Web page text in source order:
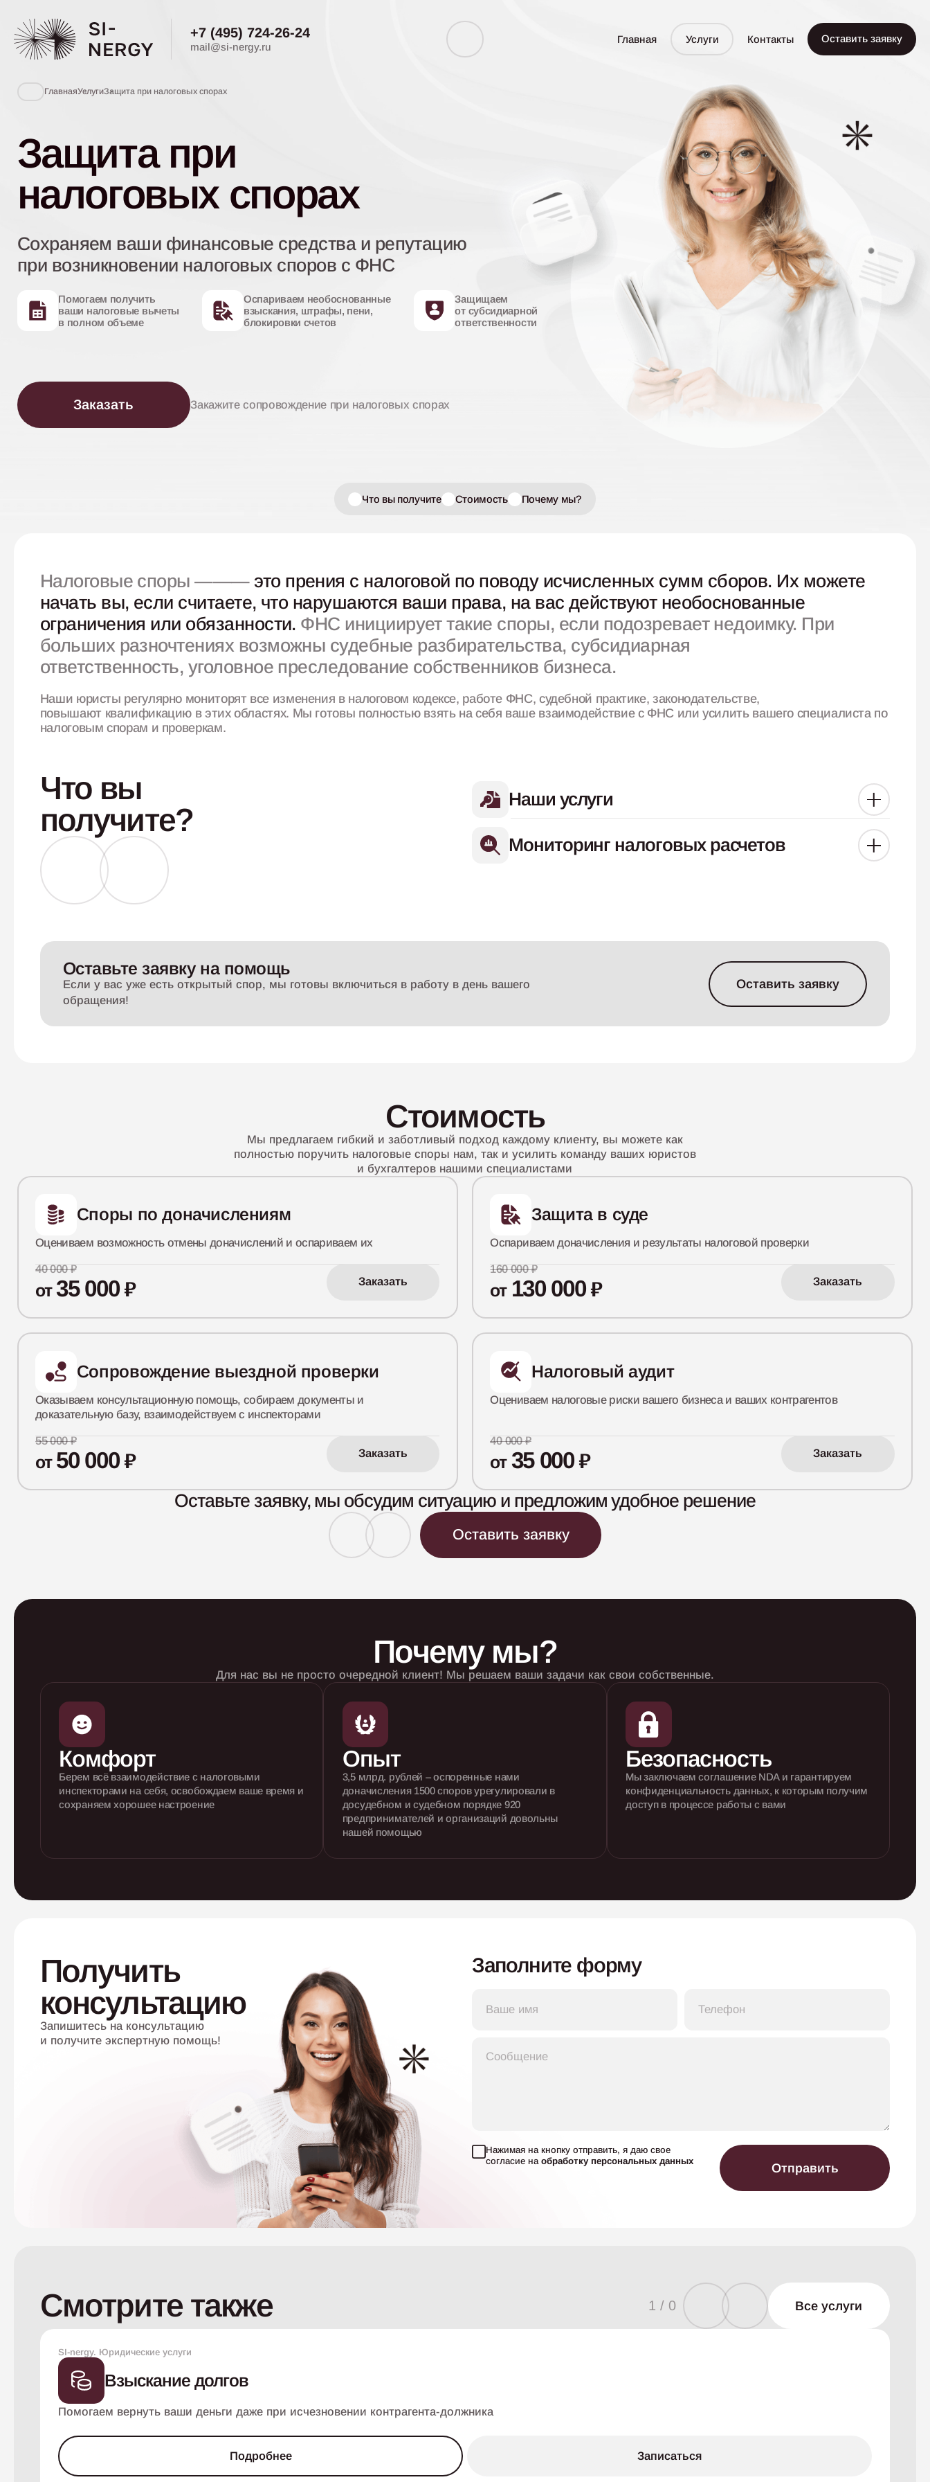
+7 (495) 724-26-24
mail@si-nergy.ru
Главная Услуги Контакты Оставить заявку
ГлавнаяУслугиЗащита при налоговых спорах
Защита при
налоговых спорах
Сохраняем ваши финансовые средства и репутацию
при возникновении налоговых споров с ФНС
Помогаем получить
ваши налоговые вычеты
в полном объеме
Оспариваем необоснованные
взыскания, штрафы, пени,
блокировки счетов
Защищаем
от субсидиарной
ответственности
Заказать Закажите сопровождение при налоговых спорах
Что вы получите Стоимость Почему мы?
Налоговые споры ———это прения с налоговой по поводу исчисленных сумм сборов. Их можете
начать вы, если считаете, что нарушаются ваши права, на вас действуют необоснованные
ограничения или обязанности. ФНС инициирует такие споры, если подозревает недоимку. При
больших разночтениях возможны судебные разбирательства, субсидиарная
ответственность, уголовное преследование собственников бизнеса.
Наши юристы регулярно мониторят все изменения в налоговом кодексе, работе ФНС, судебной практике, законодательстве,
повышают квалификацию в этих областях. Мы готовы полностью взять на себя ваше взаимодействие с ФНС или усилить вашего специалиста по
налоговым спорам и проверкам.
Что вы
получите?
Наши услуги
Мониторинг налоговых расчетов
Оставьте заявку на помощь
Если у вас уже есть открытый спор, мы готовы включиться в работу в день вашего
обращения!
Оставить заявку
Стоимость
Мы предлагаем гибкий и заботливый подход каждому клиенту, вы можете как
полностью поручить налоговые споры нам, так и усилить команду ваших юристов
и бухгалтеров нашими специалистами
Споры по доначислениям
Оцениваем возможность отмены доначислений и оспариваем их
40 000 ₽
от 35 000 ₽ Заказать
Защита в суде
Оспариваем доначисления и результаты налоговой проверки
160 000 ₽
от 130 000 ₽ Заказать
Сопровождение выездной проверки
Оказываем консультационную помощь, собираем документы и
доказательную базу, взаимодействуем с инспекторами
55 000 ₽
от 50 000 ₽ Заказать
Налоговый аудит
Оцениваем налоговые риски вашего бизнеса и ваших контрагентов
40 000 ₽
от 35 000₽ Заказать
Оставьте заявку, мы обсудим ситуацию и предложим удобное решение
Оставить заявку
Почему мы?
Для нас вы не просто очередной клиент! Мы решаем ваши задачи как свои собственные.
Комфорт
Берем всё взаимодействие с налоговыми
инспекторами на себя, освобождаем ваше время и
сохраняем хорошее настроение
Опыт
3,5 млрд. рублей – оспоренные нами
доначисления1500 споров урегулировали в
досудебном и судебном порядке 920
предпринимателей и организаций довольны
нашей помощью
Безопасность
Мы заключаем соглашение NDA и гарантируем
конфиденциальность данных, к которым получим
доступ в процессе работы с вами
Получить
консультацию
Запишитесь на консультацию
и получите экспертную помощь!
Заполните форму
Нажимая на кнопку отправить, я даю свое
согласие на обработку персональных данных Отправить
Смотрите также 1 / 0 Все услуги
SI-nergy. Юридические услуги
Взыскание долгов
Помогаем вернуть ваши деньги даже при исчезновении контрагента-должника
Подробнее Записаться